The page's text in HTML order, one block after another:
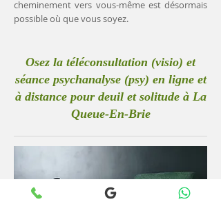
cheminement vers vous-même est désormais
possible où que vous soyez.
Osez la téléconsultation (visio) et
séance psychanalyse (psy) en ligne et
à distance pour deuil et solitude à La
Queue-En-Brie